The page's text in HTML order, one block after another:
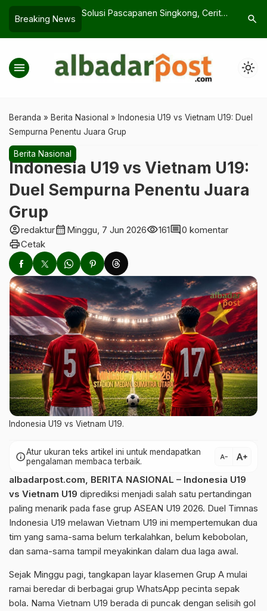
Breaking News
Desa Tasikmalaya
Solusi Pascapanen Singkong, Cerita
Gelang
search
menu light_mode
Beranda » Berita Nasional » Indonesia U19 vs Vietnam U19: Duel
Sempurna Penentu Juara Grup
Berita Nasional
Indonesia U19 vs Vietnam U19:
Duel Sempurna Penentu Juara
Grup
account_circleredakturcalendar_month Minggu, 7 Jun 2026visibility161comment0 komentar
printCetak
Indonesia U19 vs Vietnam U19.
infoAtur ukuran teks artikel ini untuk mendapatkan
pengalaman membaca terbaik.
text_decrease text_increase
albadarpost.com, BERITA NASIONAL – Indonesia U19
vs Vietnam U19 diprediksi menjadi salah satu pertandingan
paling menarik pada fase grup ASEAN U19 2026. Duel Timnas
Indonesia U19 melawan Vietnam U19 ini mempertemukan dua
tim yang sama-sama belum terkalahkan, belum kebobolan,
dan sama-sama tampil meyakinkan dalam dua laga awal.
Sejak Minggu pagi, tangkapan layar klasemen Grup A mulai
ramai beredar di berbagai grup WhatsApp pecinta sepak
bola. Nama Vietnam U19 berada di puncak dengan selisih gol